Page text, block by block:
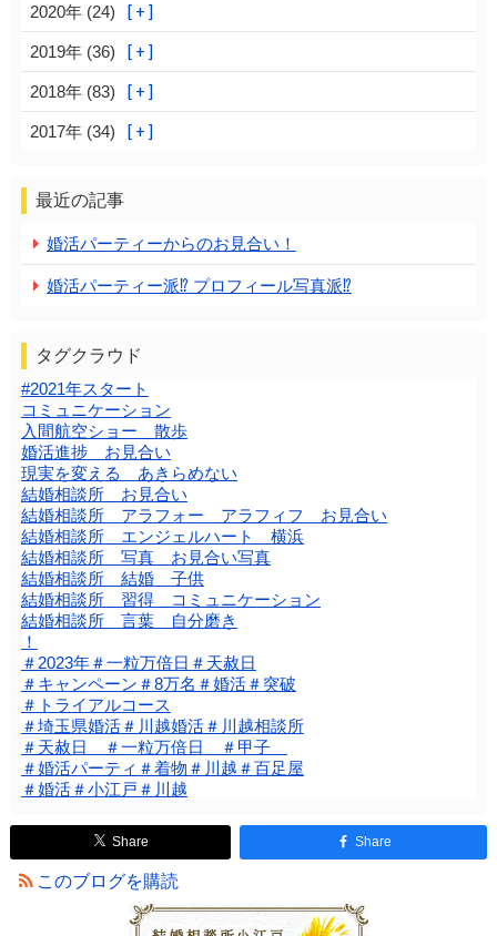
2020年 (24)
2019年 (36)
2018年 (83)
2017年 (34)
最近の記事
婚活パーティーからのお見合い！
婚活パーティー派⁉️ プロフィール写真派⁉️
タグクラウド
#2021年スタート
コミュニケーション
入間航空ショー 散歩
婚活進捗 お見合い
現実を変える あきらめない
結婚相談所 お見合い
結婚相談所 アラフォー アラフィフ お見合い
結婚相談所 エンジェルハート 横浜
結婚相談所 写真 お見合い写真
結婚相談所 結婚 子供
結婚相談所 習得 コミュニケーション
結婚相談所 言葉 自分磨き
！
＃2023年＃一粒万倍日＃天赦日
＃キャンペーン＃8万名＃婚活＃突破
＃トライアルコース
＃埼玉県婚活＃川越婚活＃川越相談所
＃天赦日 ＃一粒万倍日 ＃甲子
＃婚活パーティ＃着物＃川越＃百足屋
＃婚活＃小江戸＃川越
Share Share
このブログを購読